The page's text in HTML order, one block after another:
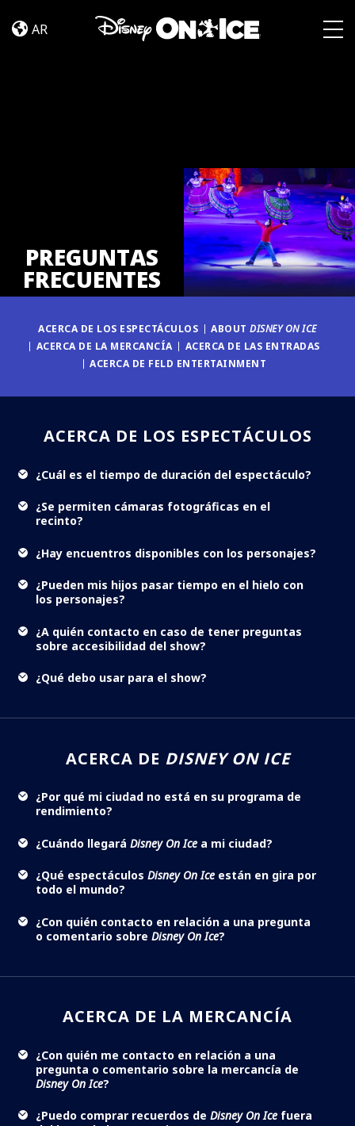
FRECUENTES
AR
PREGUNTAS
FRECUENTES
ACERCA DE LOS ESPECTÁCULOS ABOUTDISNEY ON ICE
ACERCA DE LA MERCANCÍA
ACERCA DE LAS ENTRADAS
ACERCA DE FELD ENTERTAINMENT
ACERCA DE LOS ESPECTÁCULOS
¿Cuál es el tiempo de duración del espectáculo?
¿Se permiten cámaras fotográficas en el
recinto?
¿Hay encuentros disponibles con los personajes?
¿Pueden mis hijos pasar tiempo en el hielo con
los personajes?
¿A quién contacto en caso de tener preguntas
sobre accesibilidad del show?
¿Qué debo usar para el show?
ACERCA DE DISNEY ON ICE
¿Por qué mi ciudad no está en su programa de
rendimiento?
¿Cuándo llegará Disney On Ice a mi ciudad?
¿Qué espectáculos Disney On Ice están en gira por
todo el mundo?
¿Con quién contacto en relación a una pregunta
o comentario sobre Disney On Ice?
ACERCA DE LA MERCANCÍA
¿Con quién me contacto en relación a una
pregunta o comentario sobre la mercancía de
Disney On Ice?
¿Puedo comprar recuerdos de Disney On Ice fuera